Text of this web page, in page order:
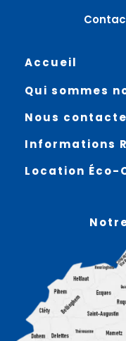
Accueil
Qui sommes
Nous
Informations
Location Éco-